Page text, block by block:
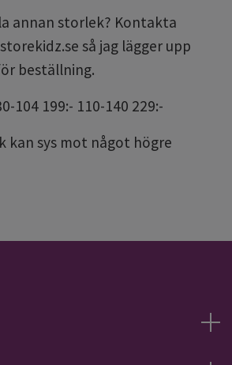
annan storlek? Kontakta
så jag lägger upp
beställning.
104 199:- 110-140 229:-
kan sys mot något högre